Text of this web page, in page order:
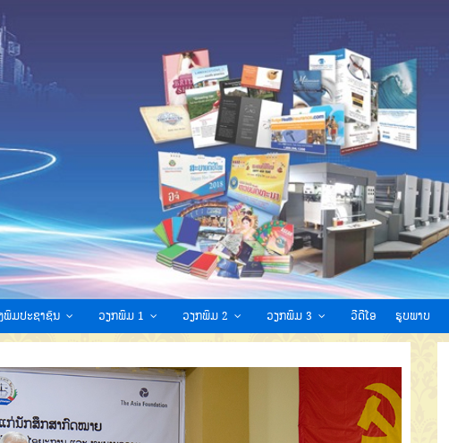
ພິມປະຊາຊົນ ວຽກພິມ 1 ວຽກພິມ 2 ວຽກພິມ 3 ວີດີໂອ ຮູບພາບ